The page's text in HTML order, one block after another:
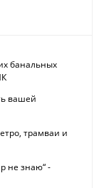
банальных
вашей
трамваи и
не знаю“ -